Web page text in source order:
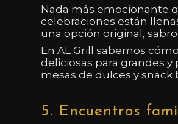
Nada más emocionante
celebraciones están
una opción original,
En AL Grill sabemos
deliciosas para grandes
mesas de dulces y snack
5. Encuentros